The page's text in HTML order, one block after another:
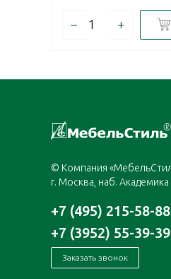
– +
© Компания
г. Москва, наб. Академика
+7 (495) 215-58-88
+7 (3952) 55-39-39
Заказать звонок